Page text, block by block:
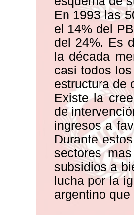
En 1993 las
el 14% del
del 24%. Es
la década
casi todos
estructura de
Existe la
de
ingresos a
Durante
sectores
subsidios a
lucha por la
argentino